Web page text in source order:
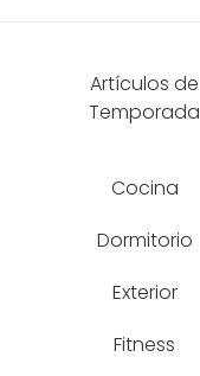
Artículos de
Temporada
Cocina
Dormitorio
Exterior
Fitness